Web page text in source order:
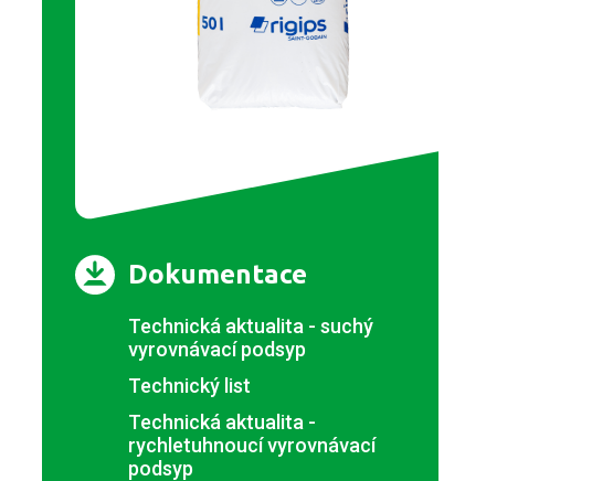
Dokumentace
Technická aktualita - suchý
vyrovnávací podsyp
Technický list
Technická aktualita -
rychletuhnoucí vyrovnávací
podsyp